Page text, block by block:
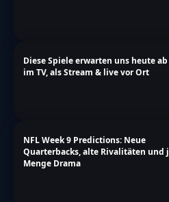
Diese Spiele erwarten uns heute ab
im TV, als Stream & live vor Ort
NFL Week 9 Predictions: Neue
Quarterbacks, alte Rivalitäten und
Menge Drama